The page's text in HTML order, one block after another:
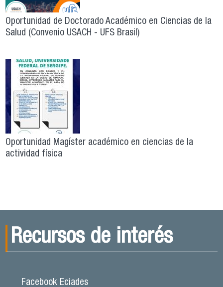
Oportunidad de Doctorado Académico en Ciencias de la
Salud (Convenio USACH - UFS Brasil)
Oportunidad Magíster académico en ciencias de la
actividad física
Recursos de interés
Facebook Eciades